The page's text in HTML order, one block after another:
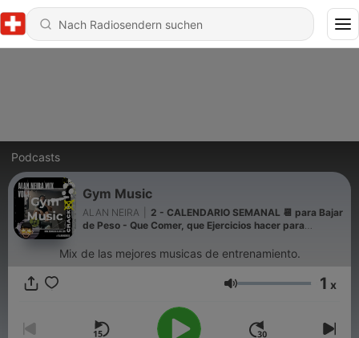
Podcasts
Gym Music
ALAN NEIRA
2 - CALENDARIO SEMANAL 📆 para Bajar
de Peso - Que Comer, que Ejercicios hacer para
Mix de las mejores musicas de entrenamiento.
Lautstärke 1 x